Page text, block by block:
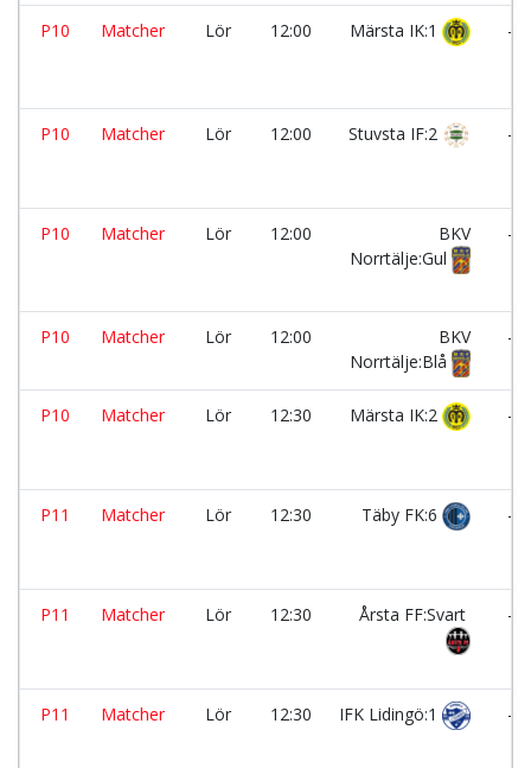
P10 Matcher Lör 12:00 Märsta IK:1 -
P10 Matcher Lör 12:00 Stuvsta IF:2 -
P10 Matcher Lör 12:00
BKV
Norrtälje:Gul
-
P10 Matcher Lör 12:00
BKV
Norrtälje:Blå
-
P10 Matcher Lör 12:30 Märsta IK:2 -
P11 Matcher Lör 12:30 Täby FK:6 -
P11 Matcher Lör 12:30 Årsta FF:Svart -
P11 Matcher Lör 12:30 IFK Lidingö:1 -